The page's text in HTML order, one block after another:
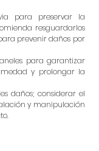
para preservar la
resguardarlos
prevenir daños por
para garantizar
y prolongar la
daños; considerar el
y manipulación